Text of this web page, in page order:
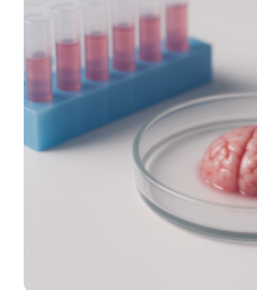
der Hypertrophen
kann und wie sich durch
Herzbelastung und des
Rhythmusstörungen
hypertrophe
erblich bedingte
sich die linke
stark kontrahiert…